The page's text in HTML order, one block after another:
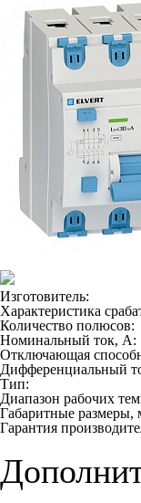
Изготовитель:
Характеристика
Количество полюсов:
Номинальный ток, А:
Отключающая
Дифференциальный
Тип:
Диапазон рабочих
Габаритные размеры,
Гарантия